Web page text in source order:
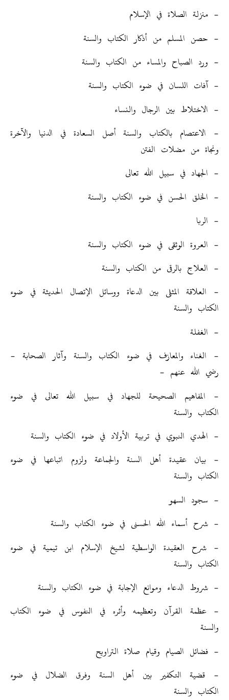
– منزلة الصلاة في الإسلام
– حصن المسلم من أذكار الكتاب والسنة
– ورد الصباح والمساء من الكتاب والسنة
– آفات اللسان في ضوء الكتاب والسنة
– الاختلاط بين الرجال والنساء
– الاعتصام بالكتاب والسنة أصل السعادة في الدنيا والآخرة
ونجاة من مضلات الفتن
– الجهاد في سبيل الله تعالى
– الخلق الحسن في ضوء الكتاب والسنة
– الربا
– العروة الوثقى في ضوء الكتاب والسنة
– العلاج بالرقى من الكتاب والسنة
– العلاقة المثلى بين الدعاة ووسائل الإتصال الحديثة في ضوء
الكتاب والسنة
– الغفلة
– الغناء والمعازف في ضوء الكتاب والسنة وآثار الصحابة –
رضي الله عنهم –
– المفاهيم الصحيحة للجهاد في سبيل الله تعالى في ضوء
الكتاب والسنة
– الهدي النبوي في تربية الأولاد في ضوء الكتاب والسنة
– بيان عقيدة أهل السنة والجماعة ولزوم اتباعها في ضوء
الكتاب والسنة
– سجود السهو
– شرح أسماء الله الحسنى في ضوء الكتاب والسنة
– شرح العقيدة الواسطية لشيخ الإسلام ابن تيمية في ضوء
الكتاب والسنة
– شروط الدعاء وموانع الإجابة في ضوء الكتاب والسنة
– عظمة القرآن وتعظيمه وأثره في النفوس في ضوء الكتاب
والسنة
– فضائل الصيام وقيام صلاة التراويح
– قضية التكفير بين أهل السنة وفرق الضلال في ضوء
الكتاب والسنة